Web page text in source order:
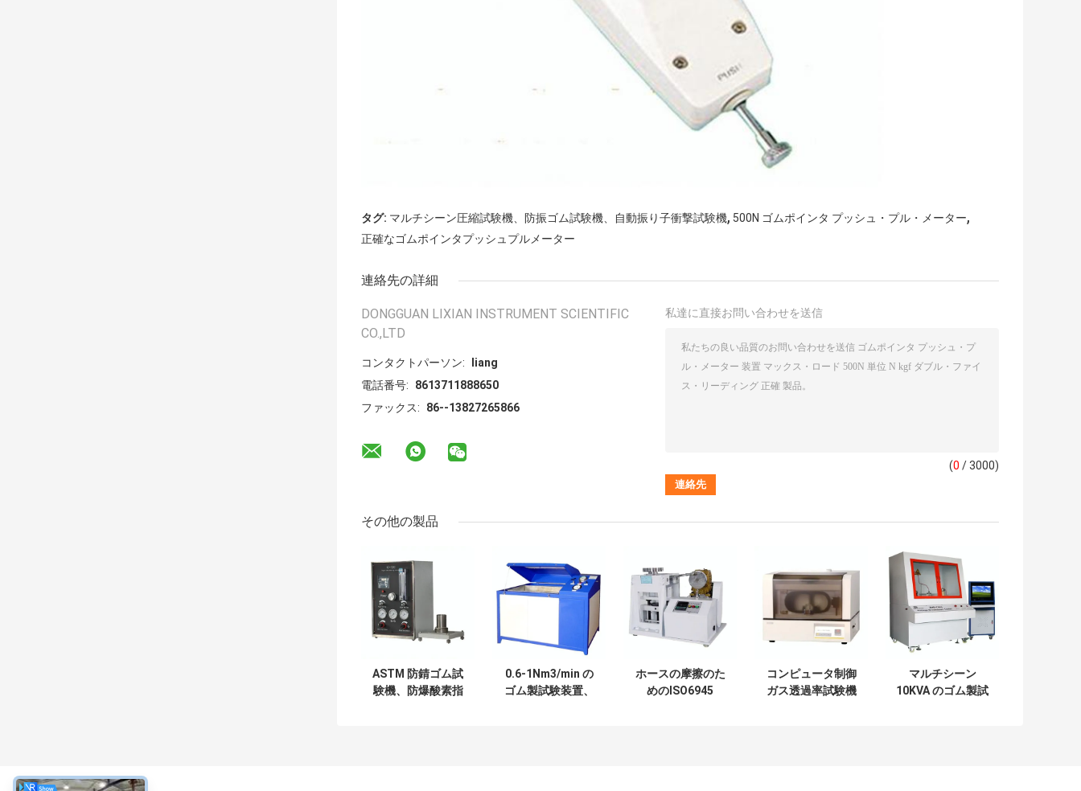
タグ: マルチシーン圧縮試験機、防振ゴム試験機、自動振り子衝撃試験機, 500N ゴムポインタ プッシュ・プル・メーター,
正確なゴムポインタプッシュプルメーター
連絡先の詳細
DONGGUAN LIXIAN INSTRUMENT SCIENTIFIC
CO.,LTD
コンタクトパーソン:
liang
電話番号:
8613711888650
ファックス:
86--13827265866
私達に直接お問い合わせを送信
(0 / 3000)
その他の製品
ASTM 防錆ゴム試
験機、防爆酸素指
0.6-1Nm3/min の
ゴム製試験装置、
ホースの摩擦のた
めのISO6945
コンピュータ制御
ガス透過率試験機
マルチシーン
10KVA のゴム製試